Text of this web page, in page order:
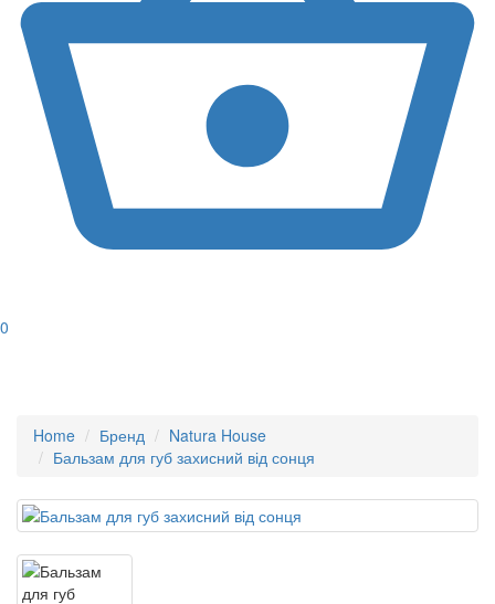
0
Home Бренд
Natura House
Бальзам для губ захисний від сонця